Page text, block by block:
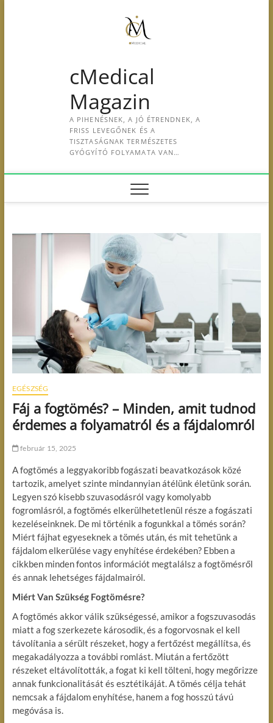
cMedical
Magazin
A PIHENÉSNEK, A JÓ ÉTRENDNEK, A
FRISS LEVEGŐNEK ÉS A
TISZTASÁGNAK TERMÉSZETES
GYÓGYÍTÓ FOLYAMATA VAN…
EGÉSZSÉG
Fáj a fogtömés? – Minden, amit tudnod
érdemes a folyamatról és a fájdalomról
február 15, 2025
A fogtömés a leggyakoribb fogászati beavatkozások közé
tartozik, amelyet szinte mindannyian átélünk életünk során.
Legyen szó kisebb szuvasodásról vagy komolyabb
fogromlásról, a fogtömés elkerülhetetlenül része a fogászati
kezeléseinknek. De mi történik a fogunkkal a tömés során?
Miért fájhat egyeseknek a tömés után, és mit tehetünk a
fájdalom elkerülése vagy enyhítése érdekében? Ebben a
cikkben minden fontos információt megtalálsz a fogtömésről
és annak lehetséges fájdalmairól.
Miért Van Szükség Fogtömésre?
A fogtömés akkor válik szükségessé, amikor a fogszuvasodás
miatt a fog szerkezete károsodik, és a fogorvosnak el kell
távolítania a sérült részeket, hogy a fertőzést megállítsa, és
megakadályozza a további romlást. Miután a fertőzött
részeket eltávolították, a fogat ki kell tölteni, hogy megőrizze
annak funkcionalitását és esztétikáját. A tömés célja tehát
nemcsak a fájdalom enyhítése, hanem a fog hosszú távú
megóvása is.